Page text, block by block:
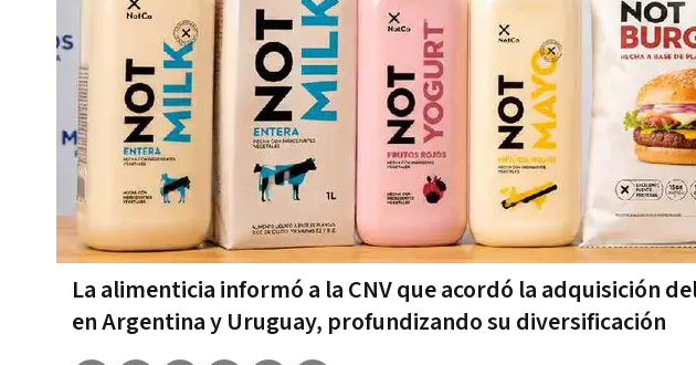
La alimenticia informó a la CNV que acordó la adquisición
en Argentina y Uruguay, profundizando su diversificación